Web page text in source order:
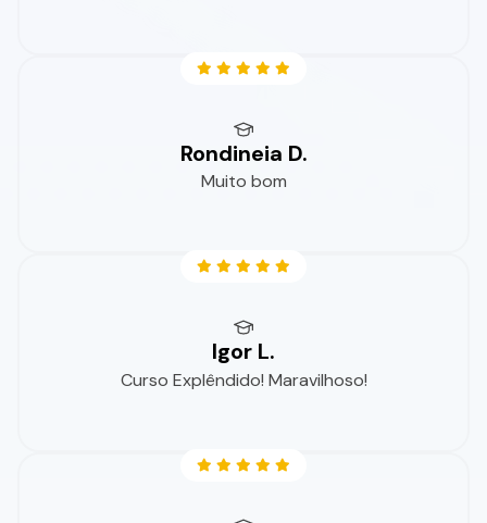
Rondineia D.
Muito bom
Igor L.
Curso Explêndido! Maravilhoso!